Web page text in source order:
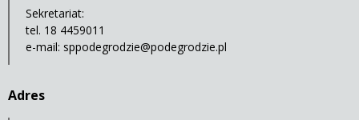
Sekretariat:
tel. 18 4459011
e-mail: sppodegrodzie@podegrodzie.pl
Adres